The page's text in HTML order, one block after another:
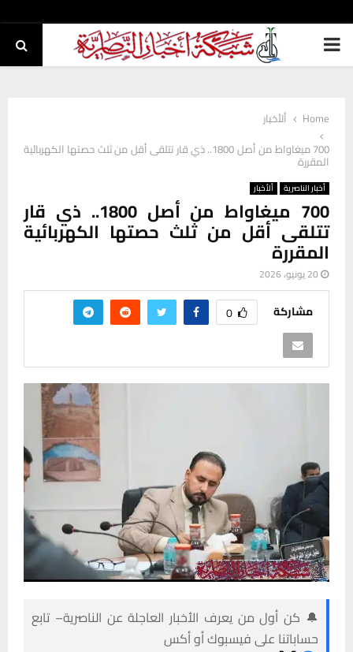
PRIMARY
Home
ألأخبار
700 ميغاواط من أصل 1800.. ذي قار تتلقى أقل من ثلث حصتها الكهربائية
المقررة
أخبار الناصرية ألأخبار
700 ميغاواط من أصل 1800.. ذي قار
تتلقى أقل من ثلث حصتها الكهربائية
المقررة
20 يونيو، 2026
مشاركة 0
🔔 كن أول من يعرف الأخبار العاجلة عن الناصرية– تابع
حساباتنا على فيسبوك أو أكس